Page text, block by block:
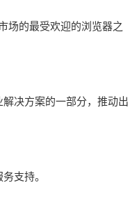
场的最受欢迎的浏览器之
决方案的一部分，推动出
支持。